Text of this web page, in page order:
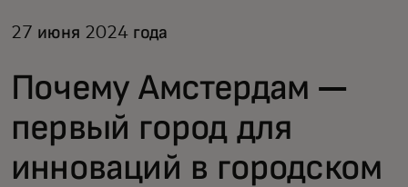
Для новаторов
Новости и тренды
27 июня 2024 года
Почему Амстердам —
первый город для
инноваций в городском